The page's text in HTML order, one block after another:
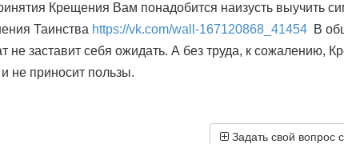
Крещения Вам понадобится наизусть выучить
Таинства https://vk.com/wall-167120868_41454 В
не заставит себя ожидать. А без труда, к сожалению,
не приносит пользы.
Задать свой вопрос